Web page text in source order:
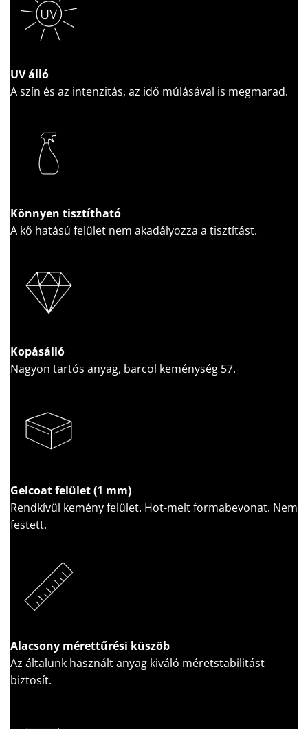
UV álló
A szín és az intenzitás, az idő múlásával is megmarad.
Könnyen tisztítható
A kő hatású felület nem akadályozza a tisztítást.
Kopásálló
Nagyon tartós anyag, barcol keménység 57.
Gelcoat felület (1 mm)
Rendkívül kemény felület. Hot-melt formabevonat. Nem
festett.
Alacsony mérettűrési küszöb
Az általunk használt anyag kiváló méretstabilitást
biztosít.